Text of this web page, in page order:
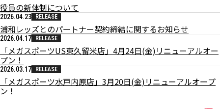
役員の新体制について
2026.04.23 RELEASE
浦和レッズとのパートナー契約締結に関するお知らせ
2026.04.17 RELEASE
「メガスポーツUS東久留米店」4月24日(金)リニューアルオー
プン！
2026.03.17 RELEASE
「メガスポーツ水戸内原店」3月20日(金)リニューアルオープ
ン！